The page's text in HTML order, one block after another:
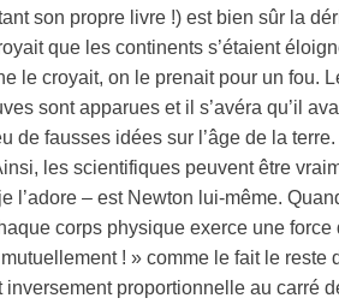
son propre livre !) est bien sûr la
que les continents s’étaient
le croyait, on le prenait pour un
sont apparues et il s’avéra qu’il
de fausses idées sur l’âge de la
les scientifiques peuvent être
l’adore – est Newton lui-même.
corps physique exerce une
! » comme le fait le
proportionnelle au carré